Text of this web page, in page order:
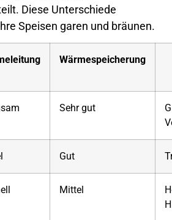
Diese Unterschiede
Speisen garen und bräunen.
Wärmespeicherung
Sehr gut
Gut
Mittel